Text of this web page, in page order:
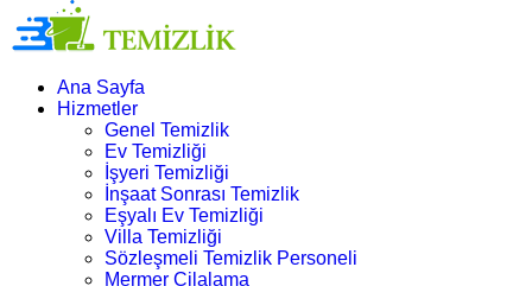
Ana Sayfa
Hizmetler
Genel Temizlik
Ev Temizliği
İşyeri Temizliği
İnşaat Sonrası Temizlik
Eşyalı Ev Temizliği
Villa Temizliği
Sözleşmeli Temizlik Personeli
Mermer Cilalama